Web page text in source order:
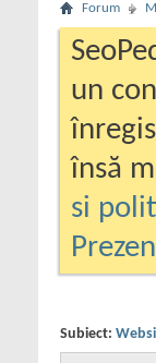
Forum
un
însă
si
Subiect: